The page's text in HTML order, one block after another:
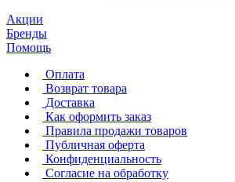
Акции
Бренды
Помощь
Оплата
Возврат товара
Доставка
Как оформить заказ
Правила продажи товаров
Публичная оферта
Конфиденциальность
Согласие на обработку